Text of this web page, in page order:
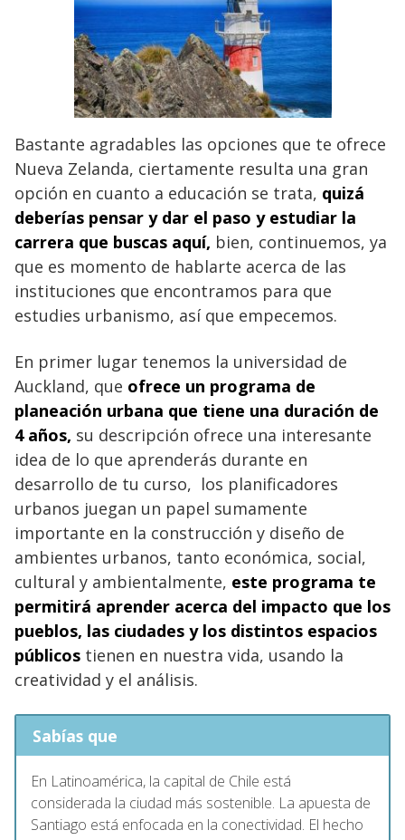
Bastante agradables las opciones que te ofrece
Nueva Zelanda, ciertamente resulta una gran
opción en cuanto a educación se trata, quizá
deberías pensar y dar el paso y estudiar la
carrera que buscas aquí, bien, continuemos, ya
que es momento de hablarte acerca de las
instituciones que encontramos para que
estudies urbanismo, así que empecemos.
En primer lugar tenemos la universidad de
Auckland, que ofrece un programa de
planeación urbana que tiene una duración de
4 años, su descripción ofrece una interesante
idea de lo que aprenderás durante en
desarrollo de tu curso, los planificadores
urbanos juegan un papel sumamente
importante en la construcción y diseño de
ambientes urbanos, tanto económica, social,
cultural y ambientalmente, este programa te
permitirá aprender acerca del impacto que los
pueblos, las ciudades y los distintos espacios
públicos tienen en nuestra vida, usando la
creatividad y el análisis.
Sabías que
En Latinoamérica, la capital de Chile está
considerada la ciudad más sostenible. La apuesta de
Santiago está enfocada en la conectividad. El hecho